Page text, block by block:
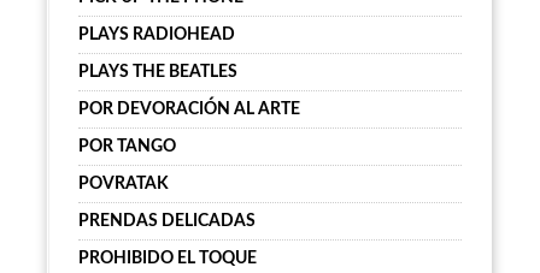
PLAYS RADIOHEAD
PLAYS THE BEATLES
POR DEVORACIÓN AL ARTE
POR TANGO
POVRATAK
PRENDAS DELICADAS
PROHIBIDO EL TOQUE